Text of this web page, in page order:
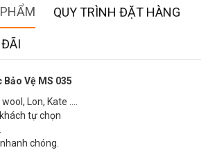
QUY TRÌNH ĐẶT HÀNG
Vệ MS 035
wool, Lon, Kate ….
tự chọn
nhanh chóng.